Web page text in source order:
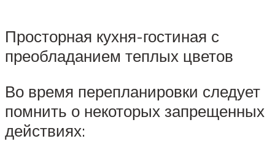
Просторная кухня-гостиная с
преобладанием теплых цветов
Во время перепланировки следует
помнить о некоторых запрещенных
действиях: